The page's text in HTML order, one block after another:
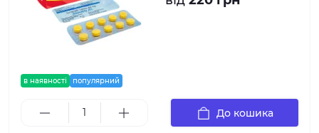
в наявності популярний
До кошика